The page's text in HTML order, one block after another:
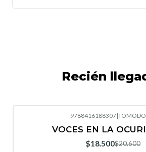
Recién
9788416188307|
VOCES EN LA
$18.500$20.600